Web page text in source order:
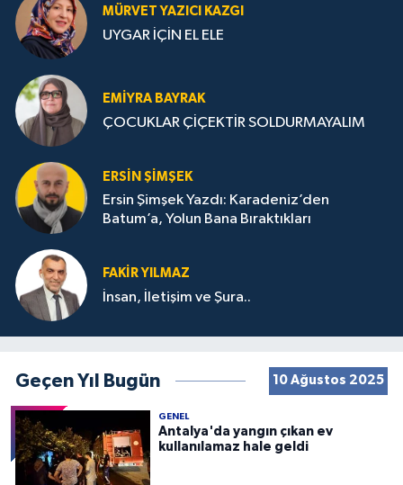
MÜRVET YAZICI KAZGI
UYGAR İÇİN EL ELE
EMIYRA BAYRAK
ÇOCUKLAR ÇİÇEKTİR SOLDURMAYALIM
ERSIN ŞIMŞEK
Ersin Şimşek Yazdı: Karadeniz’den
Batum’a, Yolun Bana Bıraktıkları
FAKIR YILMAZ
İnsan, İletişim ve Şura..
Geçen Yıl Bugün 10 Ağustos 2025
GENEL
Antalya'da yangın çıkan ev
kullanılamaz hale geldi